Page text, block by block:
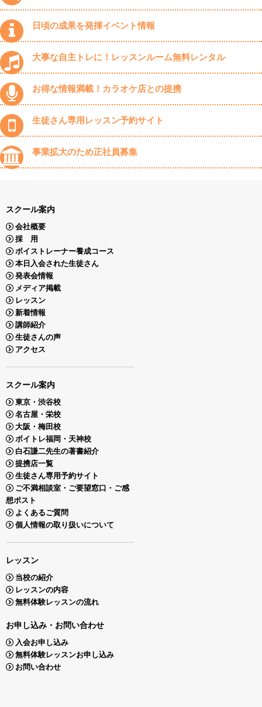
日頃の成果を発揮イベント情報
大事な自主トレに！レッスンルーム無料レンタル
お得な情報満載！カラオケ店との提携
生徒さん専用レッスン予約サイト
事業拡大のため正社員募集
スクール案内
会社概要
採 用
ボイストレーナー養成コース
本日入会された生徒さん
発表会情報
メディア掲載
レッスン
新着情報
講師紹介
生徒さんの声
アクセス
スクール案内
東京・渋谷校
名古屋・栄校
大阪・梅田校
ボイトレ福岡・天神校
白石謙二先生の著書紹介
提携店一覧
生徒さん専用予約サイト
ご不満相談室・ご要望窓口・ご感
想ポスト
よくあるご質問
個人情報の取り扱いについて
レッスン
当校の紹介
レッスンの内容
無料体験レッスンの流れ
お申し込み・お問い合わせ
入会お申し込み
無料体験レッスンお申し込み
お問い合わせ